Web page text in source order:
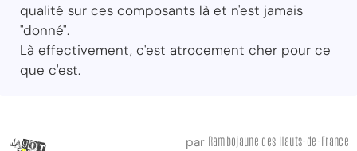
qualité sur ces composants là et n'est jamais
"donné".
Là effectivement, c'est atrocement cher pour ce
que c'est.
par Rambojaune des Hauts-de-France